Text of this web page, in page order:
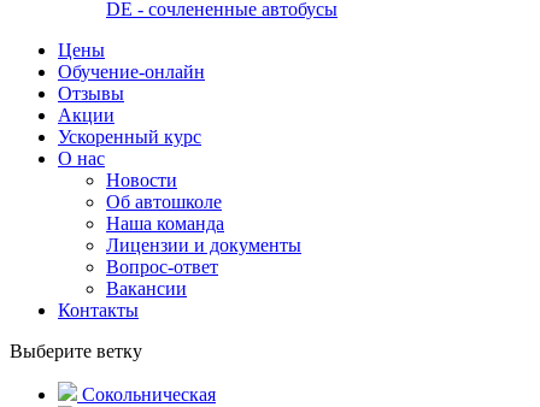
DE - сочлененные автобусы
Цены
Обучение-онлайн
Отзывы
Акции
Ускоренный курс
О нас
Новости
Об автошколе
Наша команда
Лицензии и документы
Вопрос-ответ
Вакансии
Контакты
Выберите ветку
Сокольническая